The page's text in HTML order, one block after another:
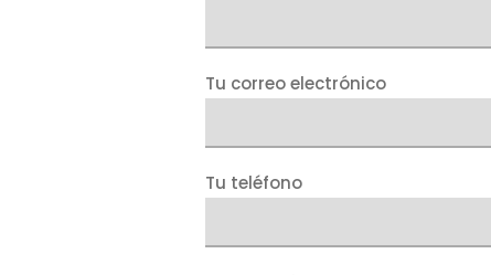
Tu correo electrónico
Tu teléfono